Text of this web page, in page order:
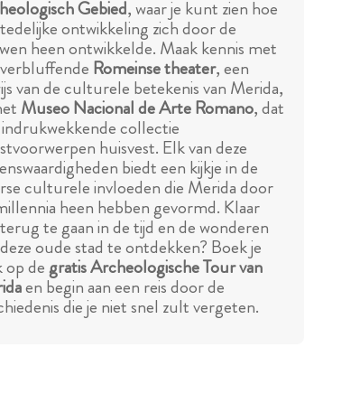
Gebied, waar je kunt zien hoe
ontwikkeling zich door de
heen ontwikkelde. Maak kennis met
Romeinse theater, een
van de culturele betekenis van Merida,
Museo Nacional de Arte Romano, dat
collectie
huisvest. Elk van deze
biedt een kijkje in de
culturele invloeden die Merida door
heen hebben gevormd. Klaar
te gaan in de tijd en de wonderen
oude stad te ontdekken? Boek je
op degratis Archeologische Tour van
en begin aan een reis door de
die je niet snel zult vergeten.